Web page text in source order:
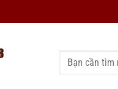
Tìm
kiếm: